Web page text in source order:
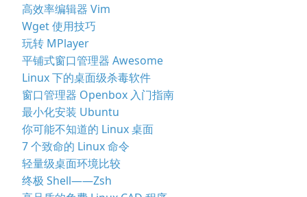
高效率编辑器 Vim
Wget 使用技巧
玩转 MPlayer
平铺式窗口管理器 Awesome
Linux 下的桌面级杀毒软件
窗口管理器 Openbox 入门指南
最小化安装 Ubuntu
你可能不知道的 Linux 桌面
7 个致命的 Linux 命令
轻量级桌面环境比较
终极 Shell——Zsh